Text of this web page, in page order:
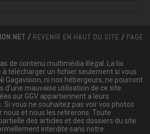
/ REVENIR EN HAUT DU SITE / PAGE
de contenu multimédia illégal. La loi
télécharger un fichier seulement si vous
Gagavision, ni nos hébergeurs, ne pourront
d'une mauvaise utilisation de ce site.
sur GGV appartiennent a leurs
vous ne souhaitez pas voir vos photos
et nous les retirerons. Toute
des articles et des dossiers du site
interdite sans notre